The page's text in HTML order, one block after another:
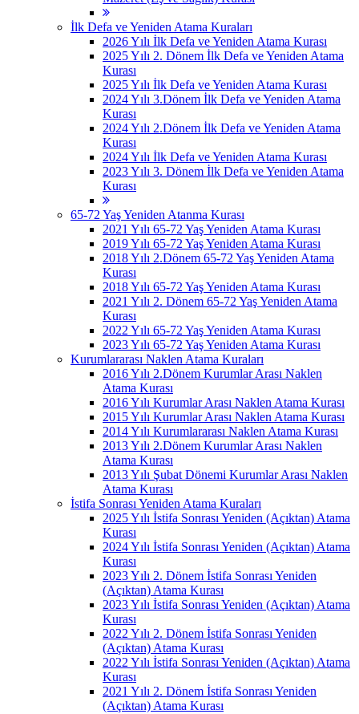
İlk Defa ve Yeniden Atama Kuraları
2026 Yılı İlk Defa ve Yeniden Atama Kurası
2025 Yılı 2. Dönem İlk Defa ve Yeniden Atama
Kurası
2025 Yılı İlk Defa ve Yeniden Atama Kurası
2024 Yılı 3.Dönem İlk Defa ve Yeniden Atama
Kurası
2024 Yılı 2.Dönem İlk Defa ve Yeniden Atama
Kurası
2024 Yılı İlk Defa ve Yeniden Atama Kurası
2023 Yılı 3. Dönem İlk Defa ve Yeniden Atama
Kurası
65-72 Yaş Yeniden Atanma Kurası
2021 Yılı 65-72 Yaş Yeniden Atama Kurası
2019 Yılı 65-72 Yaş Yeniden Atama Kurası
2018 Yılı 2.Dönem 65-72 Yaş Yeniden Atama
Kurası
2018 Yılı 65-72 Yaş Yeniden Atama Kurası
2021 Yılı 2. Dönem 65-72 Yaş Yeniden Atama
Kurası
2022 Yılı 65-72 Yaş Yeniden Atama Kurası
2023 Yılı 65-72 Yaş Yeniden Atama Kurası
Kurumlararası Naklen Atama Kuraları
2016 Yılı 2.Dönem Kurumlar Arası Naklen
Atama Kurası
2016 Yılı Kurumlar Arası Naklen Atama Kurası
2015 Yılı Kurumlar Arası Naklen Atama Kurası
2014 Yılı Kurumlararası Naklen Atama Kurası
2013 Yılı 2.Dönem Kurumlar Arası Naklen
Atama Kurası
2013 Yılı Şubat Dönemi Kurumlar Arası Naklen
Atama Kurası
İstifa Sonrası Yeniden Atama Kuraları
2025 Yılı İstifa Sonrası Yeniden (Açıktan) Atama
Kurası
2024 Yılı İstifa Sonrası Yeniden (Açıktan) Atama
Kurası
2023 Yılı 2. Dönem İstifa Sonrası Yeniden
(Açıktan) Atama Kurası
2023 Yılı İstifa Sonrası Yeniden (Açıktan) Atama
Kurası
2022 Yılı 2. Dönem İstifa Sonrası Yeniden
(Açıktan) Atama Kurası
2022 Yılı İstifa Sonrası Yeniden (Açıktan) Atama
Kurası
2021 Yılı 2. Dönem İstifa Sonrası Yeniden
(Açıktan) Atama Kurası